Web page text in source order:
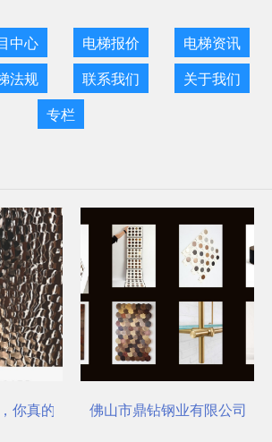
中心 电梯报价
电梯资讯
法规 联系我们
关于我们
专栏
你真的选对了吗？佛山市鼎钻钢业有限公司，